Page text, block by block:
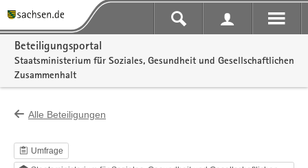
Portalnavigation
Beteiligungsportal
Staatsministerium für Soziales, Gesundheit und Gesellschaftlichen
Zusammenhalt
Alle Beteiligungen
Umfrage